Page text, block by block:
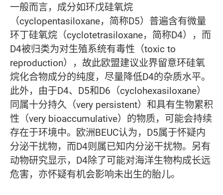
一般而言，成分如环戊硅氧烷
（cyclopentasiloxane，简称D5）普遍含有微量
环丁硅氧烷（cyclotetrasiloxane，简称D4），而
D4被归类为对生殖系统有毒性（toxic to
reproduction），故此欧盟建议业界留意环硅氧
烷化合物成分的纯度，尽量降低D4的杂质水平。
此外，由于D4、D5和D6（cyclohexasiloxane）
同属十分持久（very persistent）和具有生物累积
性（very bioaccumulative）的物质，可能会持续
存在于环境中。欧洲BEUC认为，D5属于怀疑内
分泌干扰物，而D4则属已知内分泌干扰物。另有
动物研究显示，D4除了可能对海洋生物构成长远
危害，亦怀疑有机会影响未出生的胎儿。